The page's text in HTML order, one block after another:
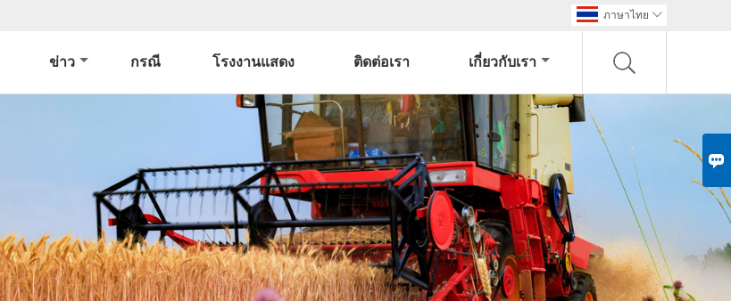

ภาษาไทย 
ข่าว กรณี โรงงานแสดง ติดต่อเรา เกี่ยวกับเรา